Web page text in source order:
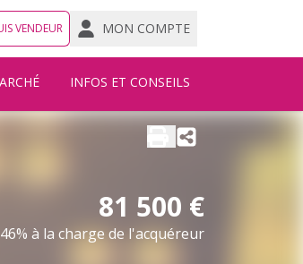
VENDEUR MON COMPTE
INFOS ET CONSEILS
81 500 €
à la charge de l'acquéreur